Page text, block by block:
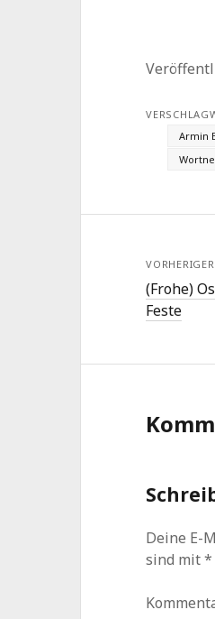
Armin
(Frohe)
Feste
Deine E-
sind mit*